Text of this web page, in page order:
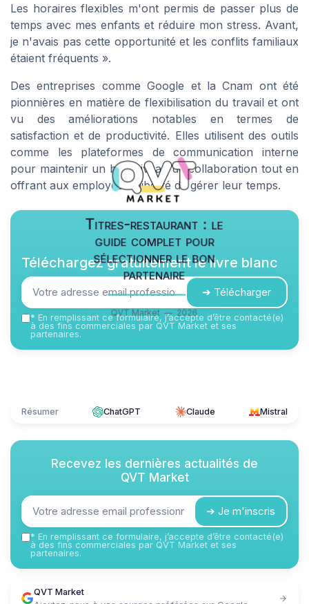
Les horaires flexibles m'ont permis de passer plus de
temps avec mes enfants et réduire mon stress. Avant,
je n'avais pas cette opportunité et les conflits familiaux
étaient fréquents ».
Des entreprises comme Google et la Cnam ont été
pionnières en matière de flexibilisation du travail et ont
vu des améliorations notables en termes de
satisfaction et de productivité. Elles utilisent des outils
comme les plateformes de communication interne
pour maintenir un bon niveau de collaboration tout en
offrant aux employés la liberté de gérer leur temps.
Titres-restaurant : le
guide complet pour
sélectionner le bon
partenaire
QVT Market — 2026
Téléchargez gratuitement le livre blanc
➔ Télécharger
* En remplissant ce formulaire, j’accepte d’être contacté(e)
à des fins commerciales par QVT Market et ses
partenaires.
Résumer ChatGPT Claude Mistral
Recevez les dernières actualités de
QVT Market
➔ Je m'inscris
* En remplissant ce formulaire, j’accepte d’être contacté(e)
à des fins commerciales par QVT Market et ses
partenaires.
QVT Market